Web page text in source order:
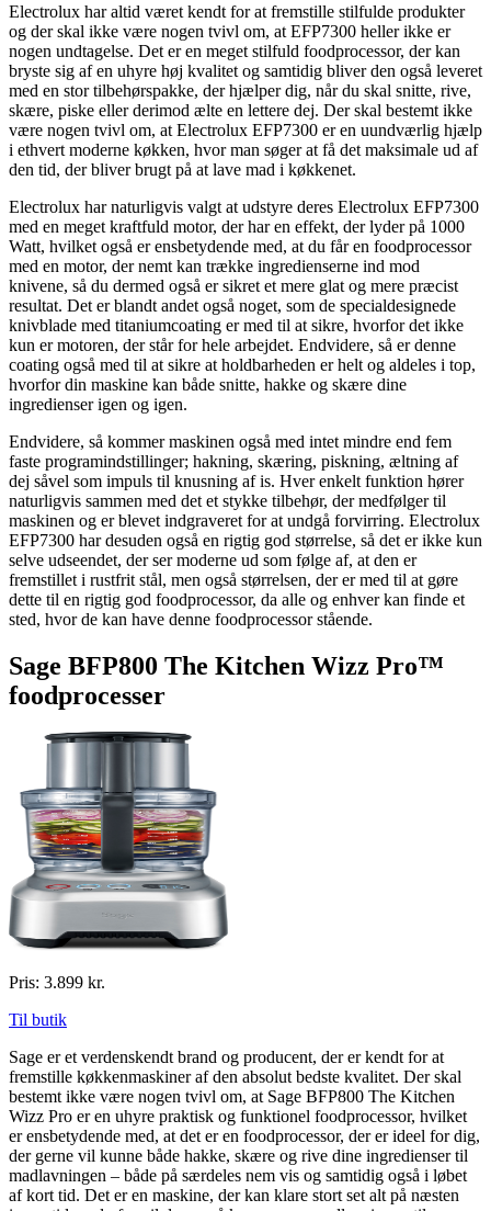
Electrolux har altid været kendt for at fremstille stilfulde produkter
og der skal ikke være nogen tvivl om, at EFP7300 heller ikke er
nogen undtagelse. Det er en meget stilfuld foodprocessor, der kan
bryste sig af en uhyre høj kvalitet og samtidig bliver den også leveret
med en stor tilbehørspakke, der hjælper dig, når du skal snitte, rive,
skære, piske eller derimod ælte en lettere dej. Der skal bestemt ikke
være nogen tvivl om, at Electrolux EFP7300 er en uundværlig hjælp
i ethvert moderne køkken, hvor man søger at få det maksimale ud af
den tid, der bliver brugt på at lave mad i køkkenet.
Electrolux har naturligvis valgt at udstyre deres Electrolux EFP7300
med en meget kraftfuld motor, der har en effekt, der lyder på 1000
Watt, hvilket også er ensbetydende med, at du får en foodprocessor
med en motor, der nemt kan trække ingredienserne ind mod
knivene, så du dermed også er sikret et mere glat og mere præcist
resultat. Det er blandt andet også noget, som de specialdesignede
knivblade med titaniumcoating er med til at sikre, hvorfor det ikke
kun er motoren, der står for hele arbejdet. Endvidere, så er denne
coating også med til at sikre at holdbarheden er helt og aldeles i top,
hvorfor din maskine kan både snitte, hakke og skære dine
ingredienser igen og igen.
Endvidere, så kommer maskinen også med intet mindre end fem
faste programindstillinger; hakning, skæring, piskning, æltning af
dej såvel som impuls til knusning af is. Hver enkelt funktion hører
naturligvis sammen med det et stykke tilbehør, der medfølger til
maskinen og er blevet indgraveret for at undgå forvirring. Electrolux
EFP7300 har desuden også en rigtig god størrelse, så det er ikke kun
selve udseendet, der ser moderne ud som følge af, at den er
fremstillet i rustfrit stål, men også størrelsen, der er med til at gøre
dette til en rigtig god foodprocessor, da alle og enhver kan finde et
sted, hvor de kan have denne foodprocessor stående.
Sage BFP800 The Kitchen Wizz Pro™
foodprocesser
Pris: 3.899 kr.
Til butik
Sage er et verdenskendt brand og producent, der er kendt for at
fremstille køkkenmaskiner af den absolut bedste kvalitet. Der skal
bestemt ikke være nogen tvivl om, at Sage BFP800 The Kitchen
Wizz Pro er en uhyre praktisk og funktionel foodprocessor, hvilket
er ensbetydende med, at det er en foodprocessor, der er ideel for dig,
der gerne vil kunne både hakke, skære og rive dine ingredienser til
madlavningen – både på særdeles nem vis og samtidig også i løbet
af kort tid. Det er en maskine, der kan klare stort set alt på næsten